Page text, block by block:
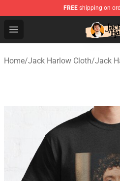
FREE shipping on
Open menu
Jack Harlow Shop -
Home/Jack Harlow Cloth/Jack